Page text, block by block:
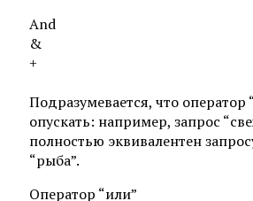
And
&
+
Подразумевается, что оператор
опускать: например, запрос
полностью эквивалентен
“рыба”.
Оператор “или”